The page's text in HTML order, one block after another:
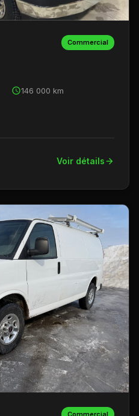
Commercial
146 000 km
Voir détails
Commercial